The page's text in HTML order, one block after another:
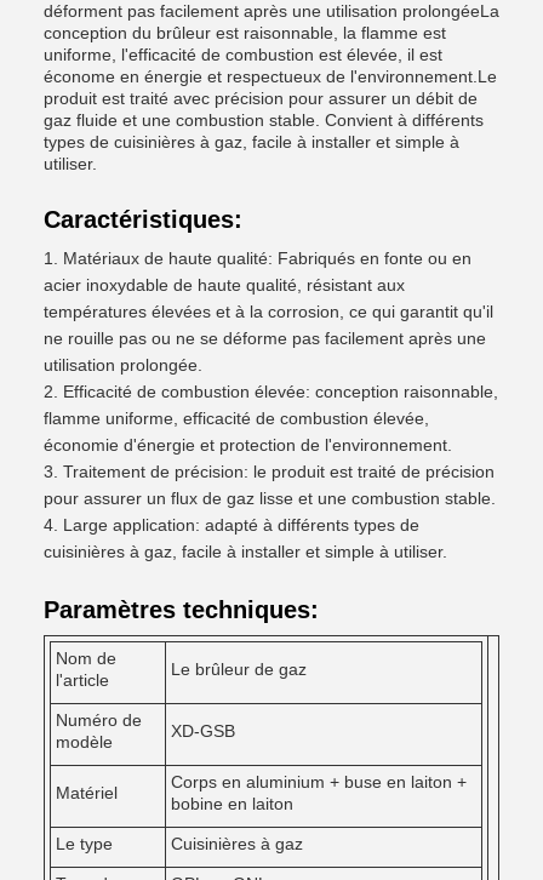
déforment pas facilement après une utilisation prolongéeLa
conception du brûleur est raisonnable, la flamme est
uniforme, l'efficacité de combustion est élevée, il est
économe en énergie et respectueux de l'environnement.Le
produit est traité avec précision pour assurer un débit de
gaz fluide et une combustion stable. Convient à différents
types de cuisinières à gaz, facile à installer et simple à
utiliser.
Caractéristiques:
Matériaux de haute qualité: Fabriqués en fonte ou en
acier inoxydable de haute qualité, résistant aux
températures élevées et à la corrosion, ce qui garantit qu'il
ne rouille pas ou ne se déforme pas facilement après une
utilisation prolongée.
Efficacité de combustion élevée: conception raisonnable,
flamme uniforme, efficacité de combustion élevée,
économie d'énergie et protection de l'environnement.
Traitement de précision: le produit est traité de précision
pour assurer un flux de gaz lisse et une combustion stable.
Large application: adapté à différents types de
cuisinières à gaz, facile à installer et simple à utiliser.
Paramètres techniques:
Nom de
l'article
Le brûleur de gaz
Numéro de
modèle
XD-GSB
Matériel
Corps en aluminium + buse en laiton +
bobine en laiton
Le type Cuisinières à gaz